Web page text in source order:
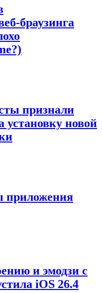
браузинга
признали
установку новой
приложения
и эмодзи с
iOS 26.4